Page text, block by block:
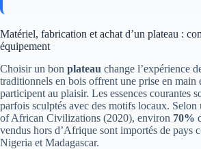
Matériel, fabrication et achat d’un plateau :
équipement
Choisir un bon plateau change l’expérience
traditionnels en bois offrent une prise en main
participent au plaisir. Les essences courantes
parfois sculptés avec des motifs locaux. Selon
of African Civilizations (2020), environ 70%
vendus hors d’Afrique sont importés de pays
Nigeria et Madagascar.